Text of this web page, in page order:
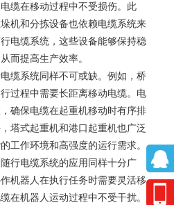
缆在移动过程中不受损伤。此
机和分拣设备也依赖电缆系统来
电缆系统，这些设备能够保持稳
而提高生产效率。
缆系统同样不可或缺。例如，桥
过程中需要长距离移动电缆。电
确保电缆在起重机移动时有序排
塔式起重机和港口起重机也广泛
工作环境和高强度的运行需求。
行电缆系统的应用同样十分广
机器人在执行任务时需要灵活移
在机器人运动过程中不受干扰。